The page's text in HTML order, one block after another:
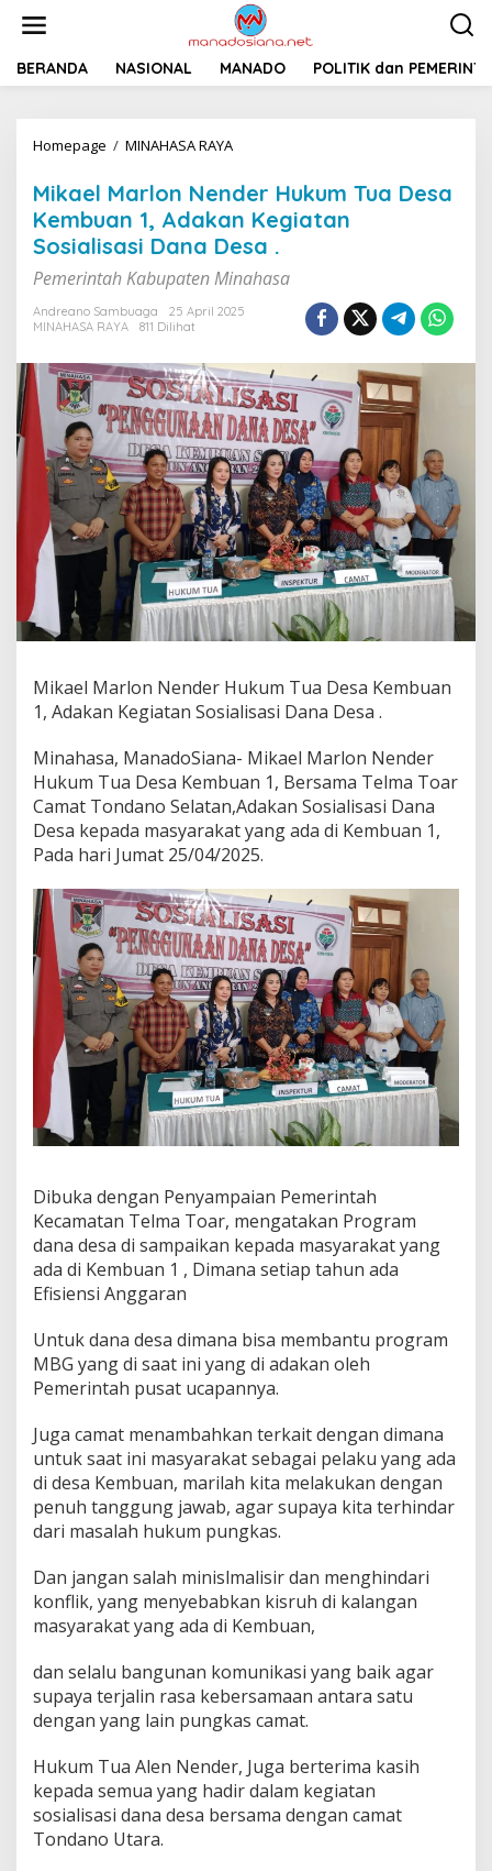
t
BERANDA NASIONAL MANADO POLITIK dan
Homepage / MINAHASA RAYA
k
a
e
l
a
r
n
N
e
n
d
e
r
H
u
k
u
m
T
u
a
e
s
a
e
m
b
u
a
n
,
A
d
a
k
a
n
K
e
g
i
a
S
o
s
i
a
s
a
s
i
a
n
a
D
e
s
.
Mikael Marlon Nender Hukum Tua Desa
Kembuan 1, Adakan Kegiatan
Sosialisasi Dana Desa .
Pemerintah Kabupaten Minahasa
Andreano Sambuaga
25 April 2025
MINAHASA RAYA
811 Dilihat
Mikael Marlon Nender Hukum Tua Desa Kembuan
1, Adakan Kegiatan Sosialisasi Dana Desa .
Minahasa, ManadoSiana- Mikael Marlon Nender
Hukum Tua Desa Kembuan 1, Bersama Telma Toar
Camat Tondano Selatan,Adakan Sosialisasi Dana
Desa kepada masyarakat yang ada di Kembuan 1,
Pada hari Jumat 25/04/2025.
Dibuka dengan Penyampaian Pemerintah
Kecamatan Telma Toar, mengatakan Program
dana desa di sampaikan kepada masyarakat yang
ada di Kembuan 1 , Dimana setiap tahun ada
Efisiensi Anggaran
Untuk dana desa dimana bisa membantu program
MBG yang di saat ini yang di adakan oleh
Pemerintah pusat ucapannya.
Juga camat menambahkan terkait dengan dimana
untuk saat ini masyarakat sebagai pelaku yang ada
di desa Kembuan, marilah kita melakukan dengan
penuh tanggung jawab, agar supaya kita terhindar
dari masalah hukum pungkas.
Dan jangan salah minislmalisir dan menghindari
konflik, yang menyebabkan kisruh di kalangan
masyarakat yang ada di Kembuan,
dan selalu bangunan komunikasi yang baik agar
supaya terjalin rasa kebersamaan antara satu
dengan yang lain pungkas camat.
Hukum Tua Alen Nender, Juga berterima kasih
kepada semua yang hadir dalam kegiatan
sosialisasi dana desa bersama dengan camat
Tondano Utara.